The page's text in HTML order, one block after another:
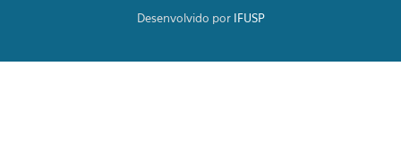
Desenvolvido por IFUSP